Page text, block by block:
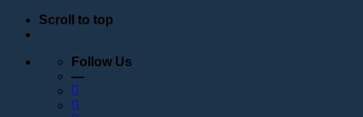
Scroll to top
Follow Us
—